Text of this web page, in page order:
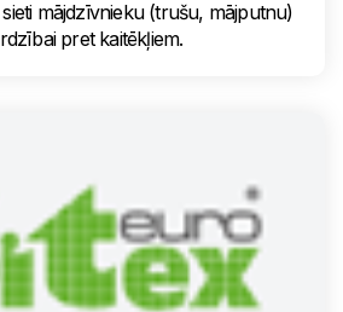
mājdzīvnieku (trušu, mājputnu)
pret kaitēkļiem.